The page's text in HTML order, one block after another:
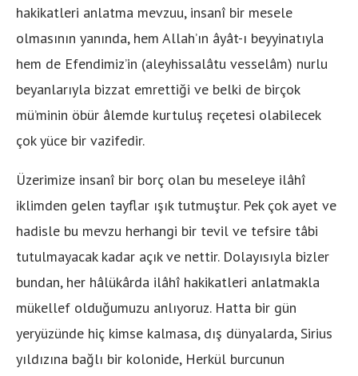
hakikatleri anlatma mevzuu, insanî bir mesele
olmasının yanında, hem Allah’ın âyât-ı beyyinatıyla
hem de Efendimiz’in (aleyhissalâtu vesselâm) nurlu
beyanlarıyla bizzat emrettiği ve belki de birçok
mü’minin öbür âlemde kurtuluş reçetesi olabilecek
çok yüce bir vazifedir.
Üzerimize insanî bir borç olan bu meseleye ilâhî
iklimden gelen tayflar ışık tutmuştur. Pek çok ayet ve
hadisle bu mevzu herhangi bir tevil ve tefsire tâbi
tutulmayacak kadar açık ve nettir. Dolayısıyla bizler
bundan, her hâlükârda ilâhî hakikatleri anlatmakla
mükellef olduğumuzu anlıyoruz. Hatta bir gün
yeryüzünde hiç kimse kalmasa, dış dünyalarda, Sirius
yıldızına bağlı bir kolonide, Herkül burcunun